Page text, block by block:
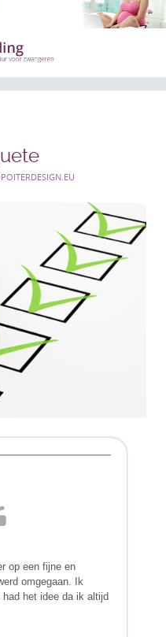
op een fijne en
omgegaan. Ik
het idee da ik altijd